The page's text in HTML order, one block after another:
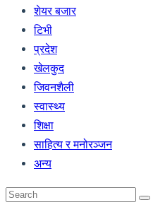
शेयर बजार
टिभी
प्रदेश
खेलकुद
जिवनशैली
स्वास्थ्य
शिक्षा
साहित्य र मनोरञ्जन
अन्य